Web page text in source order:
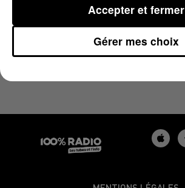
Gérer mes choix
Accepter et fermer